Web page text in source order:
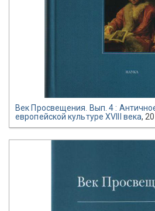
Век Просвещения. Вып. 4 :
европейской культуре XVIII века,